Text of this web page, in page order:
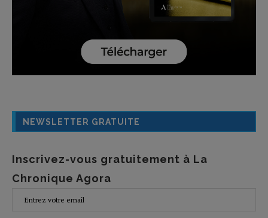
NEWSLETTER GRATUITE
Inscrivez-vous gratuitement à La
Chronique Agora